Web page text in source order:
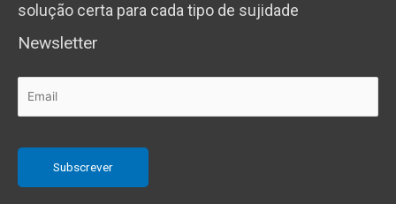
solução certa para cada tipo de sujidade
Newsletter